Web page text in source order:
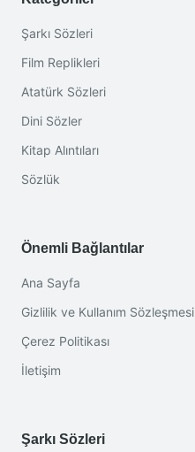
Şarkı Sözleri
Film Replikleri
Atatürk Sözleri
Dini Sözler
Kitap Alıntıları
Sözlük
Önemli Bağlantılar
Ana Sayfa
Gizlilik ve Kullanım Sözleşmesi
Çerez Politikası
İletişim
Şarkı Sözleri